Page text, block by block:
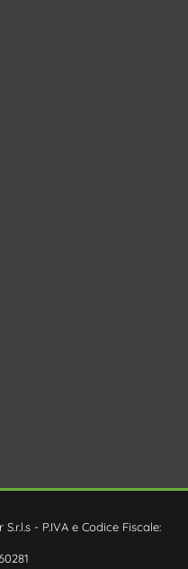
- P.IVA e Codice Fiscale: